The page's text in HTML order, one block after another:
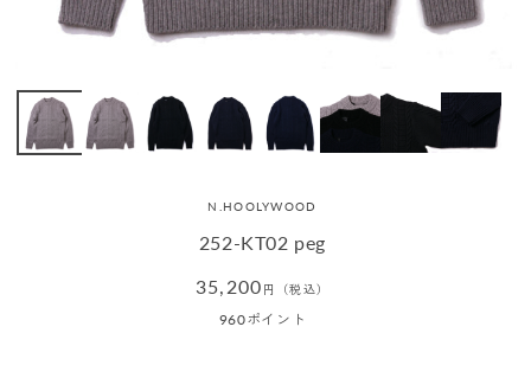
N.HOOLYWOOD
252-KT02 peg
通
35,200 円（税込）
960ポイント